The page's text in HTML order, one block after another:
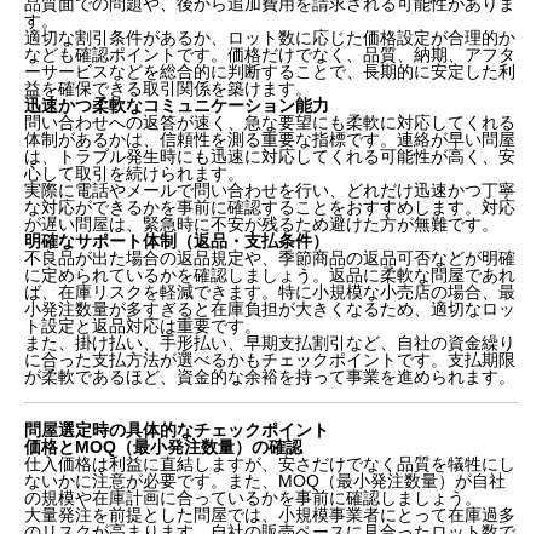
品質面での問題や、後から追加費用を請求される可能性がありま
す。
適切な割引条件があるか、ロット数に応じた価格設定が合理的か
なども確認ポイントです。価格だけでなく、品質、納期、アフタ
ーサービスなどを総合的に判断することで、長期的に安定した利
益を確保できる取引関係を築けます。
迅速かつ柔軟なコミュニケーション能力
問い合わせへの返答が速く、急な要望にも柔軟に対応してくれる
体制があるかは、信頼性を測る重要な指標です。連絡が早い問屋
は、トラブル発生時にも迅速に対応してくれる可能性が高く、安
心して取引を続けられます。
実際に電話やメールで問い合わせを行い、どれだけ迅速かつ丁寧
な対応ができるかを事前に確認することをおすすめします。対応
が遅い問屋は、緊急時に不安が残るため避けた方が無難です。
明確なサポート体制（返品・支払条件）
不良品が出た場合の返品規定や、季節商品の返品可否などが明確
に定められているかを確認しましょう。返品に柔軟な問屋であれ
ば、在庫リスクを軽減できます。特に小規模な小売店の場合、最
小発注数量が多すぎると在庫負担が大きくなるため、適切なロッ
ト設定と返品対応は重要です。
また、掛け払い、手形払い、早期支払割引など、自社の資金繰り
に合った支払方法が選べるかもチェックポイントです。支払期限
が柔軟であるほど、資金的な余裕を持って事業を進められます。
問屋選定時の具体的なチェックポイント
価格とMOQ（最小発注数量）の確認
仕入価格は利益に直結しますが、安さだけでなく品質を犠牲にし
ないかに注意が必要です。また、MOQ（最小発注数量）が自社
の規模や在庫計画に合っているかを事前に確認しましょう。
大量発注を前提とした問屋では、小規模事業者にとって在庫過多